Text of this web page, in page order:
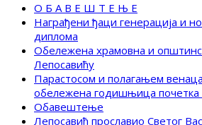
О Б А В Е Ш Т Е Њ Е
Награђени ђаци генерација и
диплома
Обележена храмовна и
Лепосавићу
Парастосом и полагањем
обележена годишњица почетка
Обавештење
Лепосавић прославио Светог